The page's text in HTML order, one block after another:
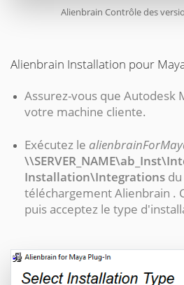
Alienbrain Contrôle des
Alienbrain Installation pour
Assurez-vous que Autodesk
votre machine cliente.
Exécutez le
Installation\Integrations
téléchargement Alienbrain .
puis acceptez le type